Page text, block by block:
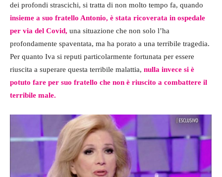
dei profondi strascichi, si tratta di non molto tempo fa, quando
insieme a suo fratello Antonio, è stata ricoverata in ospedale
per via del Covid, una situazione che non solo l’ha
profondamente spaventata, ma ha porato a una terribile tragedia.
Per quanto Iva si reputi particolarmente fortunata per essere
riuscita a superare questa terribile malattia, nulla invece si è
potuto fare per suo fratello che non è riuscito a combattere il
terribile male.